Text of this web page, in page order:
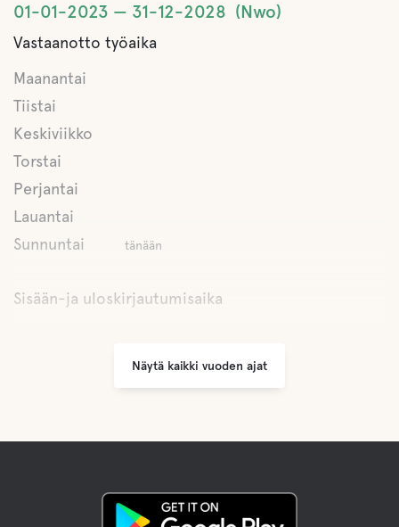
Lemmikkiystävälliset Hotellit
Toimintaa
Vaellusreittejä
4 polun varrella voit nähdä ja kuulla erilaisia eläimiä,
löytää sieniä, marjoja ja kukkia
Kokous tilat
Luontokokemus
01-01-2023 31-12-2028 Nwo
Vastaanotto työaika
Maanantai
Tiistai
Keskiviikko
Torstai
Perjantai
Lauantai
Sunnuntai
tänään
Sisään-ja uloskirjautumisaika
Näytä kaikki vuoden ajat